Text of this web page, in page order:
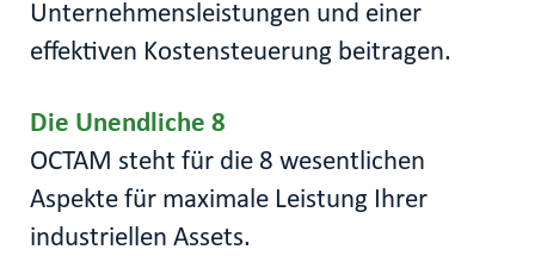
Unternehmensleistungen und einer
effektiven Kostensteuerung beitragen.
Die Unendliche 8
OCTAM steht für die 8 wesentlichen
Aspekte für maximale Leistung Ihrer
industriellen Assets.